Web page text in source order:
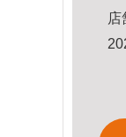
店